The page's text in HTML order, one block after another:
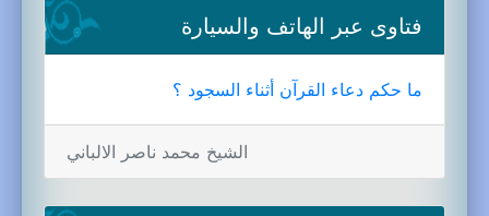
فتاوى عبر الهاتف والسيارة
ما حكم دعاء القرآن أثناء السجود ؟
الشيخ محمد ناصر الالباني